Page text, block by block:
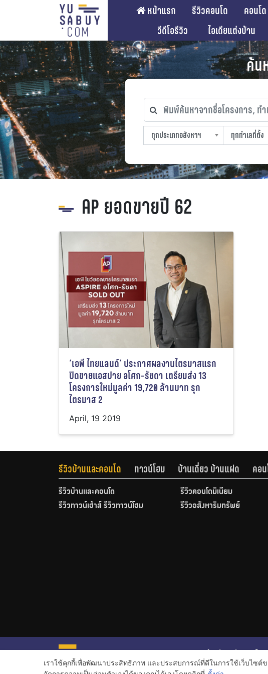
หน้าแรก รีวิวคอนโด คอนโด
วีดีโอรีวิว
ไอเดียแต่งบ้าน
ค้น
พิมพ์ค้นหาจากชื่อโครงการ, ทำเล
ทุกประเภทอสังหาฯ
ทุกประเภทอสังหาฯ
ทุกทำเลที่ตั้ง
ทุกทำเลที่ตั้ง
ทุกสถานีรถไฟฟ้า
ทุกช่วงราคา
AP ยอดขายปี 62
‘เอพี ไทยแลนด์’ ประกาศผลงานไตรมาสแรก
ปิดขายแอสปาย อโศก-รัชดา เตรียมส่ง 13
โครงการใหม่มูลค่า 19,720 ล้านบาท รุก
ไตรมาส 2
April, 19 2019
รีวิวบ้านและคอนโด ทาวน์โฮม บ้านเดี่ยว บ้านแฝด คอ
รีวิวบ้านและคอนโด รีวิวคอนโดมิเนียม
รีวิวทาวน์เฮ้าส์ รีวิวทาวน์โฮม
รีวิวอสังหาริมทรัพย์
หน้าหลัก รีวิวคอนโด
ข่าวอสังหาริมทรัพย์
เราใช้คุกกี้เพื่อพัฒนาประสิทธิภาพ และประสบการณ์ที่ดีในการใช้เว็บไซต์